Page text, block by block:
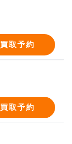
買取予約
買取予約